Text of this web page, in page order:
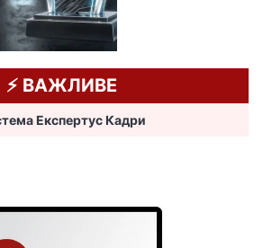
⚡️ ВАЖЛИВЕ
Експертус Кадри